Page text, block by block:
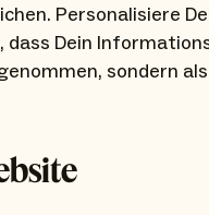
Personalisiere
Dein
sondern